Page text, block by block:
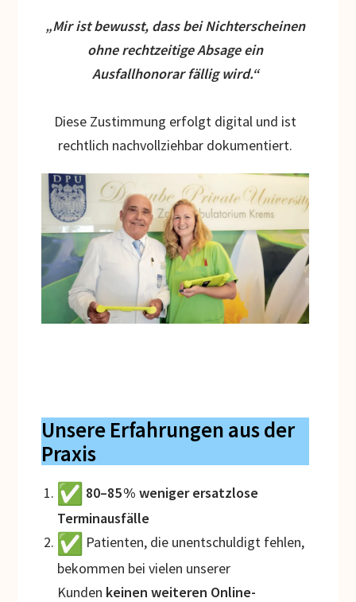
„Mir ist bewusst, dass bei Nichterscheinen
ohne rechtzeitige Absage ein
Ausfallhonorar fällig wird.“
Diese Zustimmung erfolgt digital und ist
rechtlich nachvollziehbar dokumentiert.
Unsere Erfahrungen aus der
Praxis
80–85 % weniger ersatzlose
Terminausfälle
Patienten, die unentschuldigt fehlen,
bekommen bei vielen unserer
Kunden keinen weiteren Online-